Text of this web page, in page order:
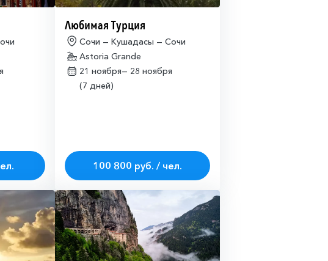
Любимая Турция
Сочи — Кушадасы — Сочи
Astoria Grande
21 ноября— 28 ноября
(7 дней)
100 800 руб. / чел.